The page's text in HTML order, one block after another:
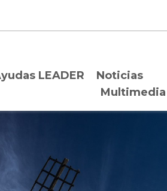
LEADER Noticias
Multimedia